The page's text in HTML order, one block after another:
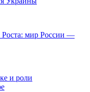
мир России —
и роли